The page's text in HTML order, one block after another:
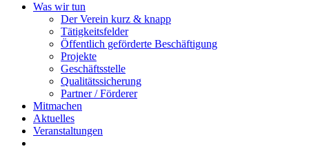
Was wir tun
Der Verein kurz & knapp
Tätigkeitsfelder
Öffentlich geförderte Beschäftigung
Projekte
Geschäftsstelle
Qualitätssicherung
Partner / Förderer
Mitmachen
Aktuelles
Veranstaltungen